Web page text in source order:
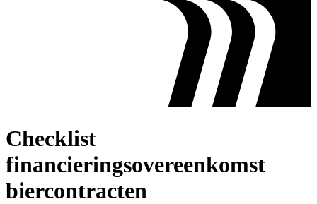
Checklist
financieringsovereenkomst
biercontracten